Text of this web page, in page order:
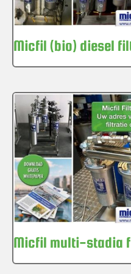
Micfil (bio) diesel
Micfil multi-stadia